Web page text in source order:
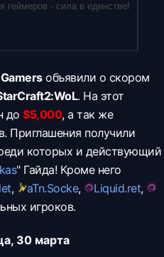
геймеров - сила в единстве!
объявили о скором
. На этот
до $5,000, а так же
Приглашения получили
которых и действующий
kas" Гайда! Кроме него
, aTn.Socke, Liquid.ret,
игроков.
30 марта